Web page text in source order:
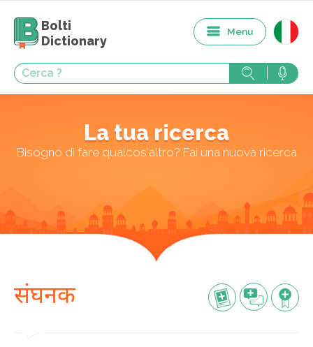
Bolti
Dictionary
Menu
La tua ricerca
Bisogno di fare qualcos'altro? Fai una nuova ricerca
संघनक